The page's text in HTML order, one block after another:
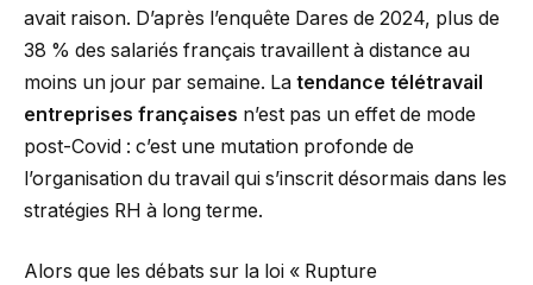
avait raison. D’après l’enquête Dares de 2024, plus de
38 % des salariés français travaillent à distance au
moins un jour par semaine. La tendance télétravail
entreprises françaises n’est pas un effet de mode
post-Covid : c’est une mutation profonde de
l’organisation du travail qui s’inscrit désormais dans les
stratégies RH à long terme.
Alors que les débats sur la loi « Rupture